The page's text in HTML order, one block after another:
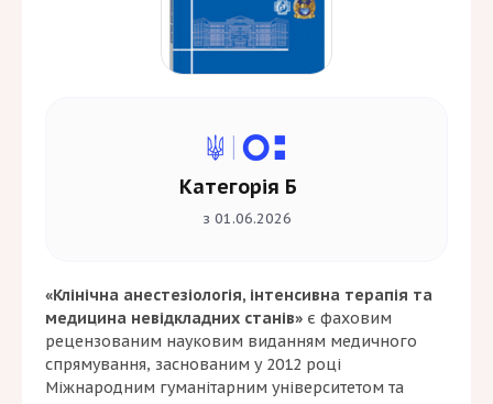
«Клінічна анестезіологія, інтенсивна терапія та
медицина невідкладних станів» є фаховим
рецензованим науковим виданням медичного
спрямування, заснованим у 2012 році
Міжнародним гуманітарним університетом та
Категорія Б
з 01.06.2026